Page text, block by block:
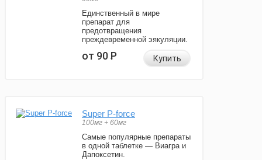
Единственный в мире
препарат для
предотвращения
преждевременной эякуляции.
от 90Р Купить
Super P-force
100мг + 60мг
Самые популярные препараты
в одной таблетке — Виагра и
Дапоксетин.